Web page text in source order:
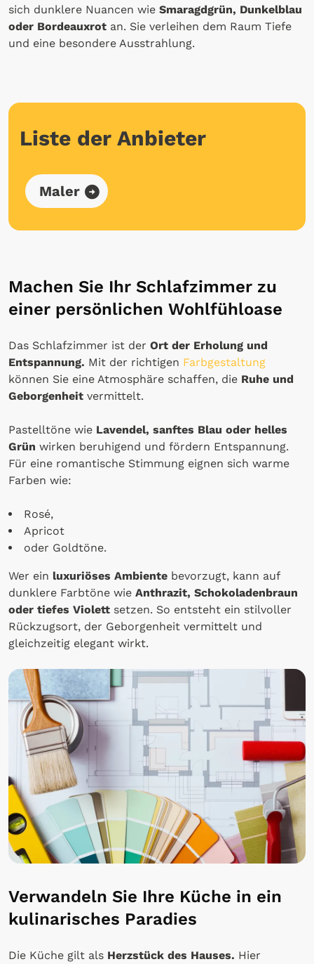
sich dunklere Nuancen wie Smaragdgrün, Dunkelblau
oder Bordeauxrot an. Sie verleihen dem Raum Tiefe
und eine besondere Ausstrahlung.
Liste der Anbieter
Maler
Machen Sie Ihr Schlafzimmer zu
einer persönlichen Wohlfühloase
Das Schlafzimmer ist der Ort der Erholung und
Entspannung. Mit der richtigen Farbgestaltung
können Sie eine Atmosphäre schaffen, die Ruhe und
Geborgenheit vermittelt.
Pastelltöne wie Lavendel, sanftes Blau oder helles
Grün wirken beruhigend und fördern Entspannung.
Für eine romantische Stimmung eignen sich warme
Farben wie:
Rosé,
Apricot
oder Goldtöne.
Wer ein luxuriöses Ambiente bevorzugt, kann auf
dunklere Farbtöne wie Anthrazit, Schokoladenbraun
oder tiefes Violett setzen. So entsteht ein stilvoller
Rückzugsort, der Geborgenheit vermittelt und
gleichzeitig elegant wirkt.
Verwandeln Sie Ihre Küche in ein
kulinarisches Paradies
Die Küche gilt als Herzstück des Hauses. Hier